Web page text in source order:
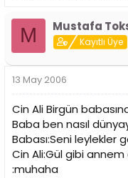
M Mustafa
Kayıtlı Üye
13 May 2006
Cin Ali Birgün
Baba ben nasıl
Babası:Seni leylekler
Cin Ali:Gül gibi
:muhaha